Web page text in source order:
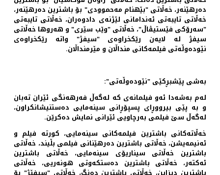
دەرهێنەر، خەڵاتی "بێهنام مەحموودی" بۆ باشترین دەرهێنەر،
خەڵاتی تایبەتی ئەندامانی لێژنەی دادوەران، خەڵاتی تایبەتی
"سەرۆکی فێستیڤاڵ"، خەڵاتی "وێب سێری" و هەروها خەڵاتی
سیفژ لە لایەن رێکخراوەی "سیفژ" واتە رێکخراوەی
نێودەوڵەتی فیلمەکانی منداڵان و مێرمنداڵان.
بەشی پێشبڕکێی "نێودەوڵەتی":
لەم بەشەدا ئەو فیلمانەی کە لەگەڵ فەرهەنگی ئێران تەبان
و بە پێی بیرووڕای پسپۆڕانی سینەمایی دەستنیشانکراون،
لەگەڵ سێ فیلمی بەرچاویی ئێرانی نمایش دەکرێن.
خەڵاتەکانی باشترین فیلمەکانی سینەمایی، کورتە فیلم و
ئەنیمەیشن، خەڵاتی باشترین دەرهێنانی فیلمی بڵیند، خەڵاتی
باشترین خەڵاتی سیناریۆی سینەمایی، خەڵاتی باشترین
ئەکتەر، خەڵاتی باشترین دەستکەوتی هونەریی، خەڵاتی